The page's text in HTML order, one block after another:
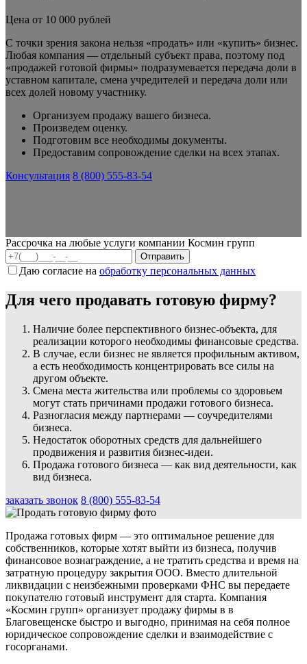
Цена от 10 000 рублей
С точки зрения закона нельзя «продать» или «купить» бизнес.
Любая компания — отдельный субъект права, поэтому под
«продажей готовой фирмы» подразумевается передача доли в
уставном капитале, смена учредителей и передача доли или
всех долей новому участнику.
Организуем продажу вашего бизнеса.
Произведем оценку.
Подготовим все необходимы документы.
Предоставим сопровождение сделки на всех этапах.
Консультация 8 (800) 555-83-54
Рассрочка на любые услуги компании Космин групп
Даю согласие на обработку персональных данных
Для чего продавать готовую фирму?
Наличие более перспективного бизнес-объекта, для
реализации которого необходимы финансовые средства.
В случае, если бизнес не является профильным активом,
а есть необходимость концентрировать все силы на
другом объекте.
Смена места жительства или проблемы со здоровьем
могут стать причинами продажи готового бизнеса.
Разногласия между партнерами — соучредителями
бизнеса.
Недостаток оборотных средств для дальнейшего
продвижения и развития бизнес-идеи.
Продажа готового бизнеса — как вид деятельности, как
вид бизнеса.
заказать звонок 8 (800) 555-83-54
Продажа готовых фирм — это оптимальное решение для
собственников, которые хотят выйти из бизнеса, получив
финансовое вознаграждение, а не тратить средства и время на
затратную процедуру закрытия ООО. Вместо длительной
ликвидации с неизбежными проверками ФНС вы передаете
покупателю готовый инструмент для старта. Компания
«Космин групп» организует продажу фирмы в в
Благовещенске быстро и выгодно, принимая на себя полное
юридическое сопровождение сделки и взаимодействие с
госорганами.